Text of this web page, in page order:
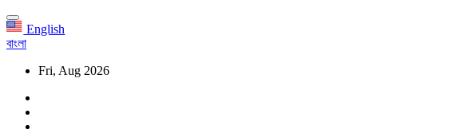
English
বাংলা
Fri, Aug 2026